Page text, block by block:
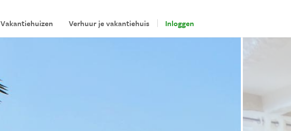
Vakantiehuizen Verhuur je vakantiehuis Inloggen